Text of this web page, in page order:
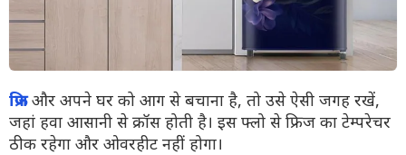
फ्रिजऔर अपने घर को आग से बचाना है, तो उसे ऐसी जगह रखें,
जहां हवा आसानी से क्रॉस होती है। इस फ्लो से फ्रिज का टेम्परेचर
ठीक रहेगा और ओवरहीट नहीं होगा।